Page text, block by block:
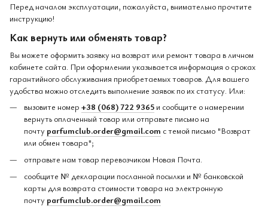
Перед началом эксплуатации, пожалуйста, внимательно прочтите
инструкцию!
Как вернуть или обменять товар?
Вы можете оформить заявку на возврат или ремонт товара в личном
кабинете сайта. При оформлении указывается информация о сроках
гарантийного обслуживания приобретаемых товаров. Для вашего
удобства можно отследить выполнение заявок по их статусу. Или:
вызовите номер +38 (068) 722 9365 и сообщите о намерении
вернуть оплаченный товар или отправьте письмо на
почту parfumclub.order@gmail.com с темой письмо "Возврат
или обмен товара";
отправьте нам товар перевозчиком Новая Почта.
сообщите № декларации посланной посылки и № банковской
карты для возврата стоимости товара на электронную
почту parfumclub.order@gmail.com